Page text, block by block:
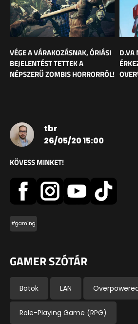
VÉGE A VÁRAKOZÁSNAK, ÓRIÁSI
BEJELENTÉST TETTEK A
NÉPSZERŰ ZOMBIS HORRORRÓL!
D.VA
tbr
26/05/20 15:00
KÖVESS MINKET!
#gaming
GAMER SZÓTÁR
Botok LAN
Role-Playing Game (RPG)